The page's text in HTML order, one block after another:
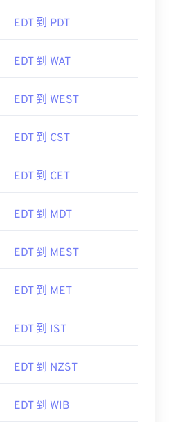
EDT 到 PDT
EDT 到 WAT
EDT 到 WEST
EDT 到 CST
EDT 到 CET
EDT 到 MDT
EDT 到 MEST
EDT 到 MET
EDT 到 IST
EDT 到 NZST
EDT 到 WIB